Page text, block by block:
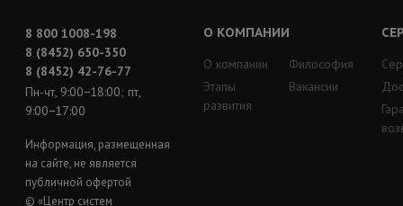
8 800 1008-198
8 (8452) 650-350
8 (8452) 42-76-77
Пн-чт, 9:00−18:00; пт,
9:00−17:00
Информация, размещенная
на сайте, не является
публичной офертой
© «Центр систем
О КОМПАНИИ
О компании
Этапы
развития
Философия
Вакансии